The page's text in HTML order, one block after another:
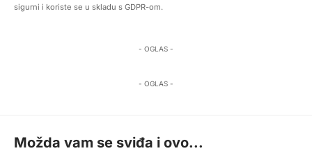
sigurni i koriste se u skladu s GDPR-om.
- OGLAS -
- OGLAS -
Možda vam se sviđa i ovo...